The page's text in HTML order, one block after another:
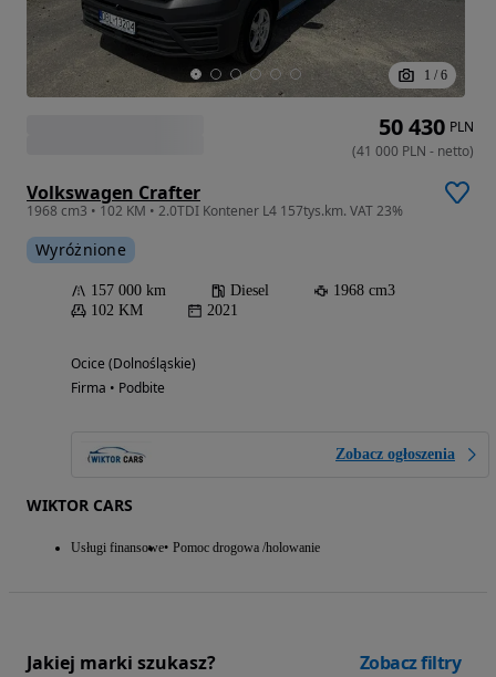
1 / 6
Volkswagen Crafter
1968 cm3 • 102 KM • 2.0TDI Kontener L4 157tys.km. VAT 23%
Wyróżnione
157 000 km Diesel
1968 cm3
102 KM
2021
Ocice (Dolnośląskie)
Firma • Podbite
Zobacz ogłoszenia
WIKTOR CARS
Usługi finansowe Pomoc drogowa /holowanie
50 430 PLN
(41 000 PLN - netto)
Jakiej marki szukasz? Zobacz filtry